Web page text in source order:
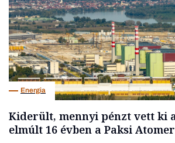
Energia
Kiderült, mennyi pénzt vett ki
elmúlt 16 évben a Paksi